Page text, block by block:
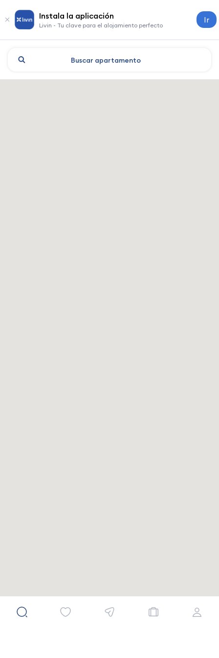
Instala la aplicación
Livin - Tu clave para el alojamiento perfecto
Ir
Buscar apartamento
Shenzhen: hoteles y